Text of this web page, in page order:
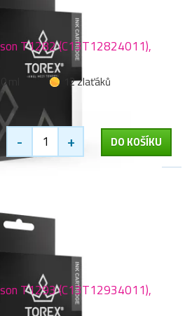
T1282 (C13T12824011),
10 ml
12 zlaťáků
- + DO KOŠÍKU
T1293 (C13T12934011),